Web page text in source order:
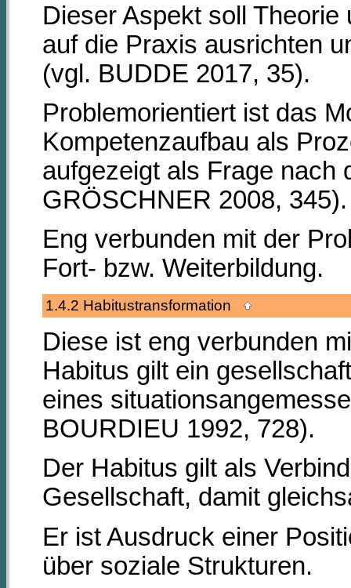
Dieser Aspekt soll
auf die Praxis ausrichten
(vgl. BUDDE 2017, 35).
Problemorientiert ist das
Kompetenzaufbau als
aufgezeigt als Frage nach
GRÖSCHNER 2008, 345).
Eng verbunden mit der
Fort- bzw. Weiterbildung.
1.4.2 Habitustransformation
Diese ist eng verbunden
Habitus gilt ein
eines
BOURDIEU 1992, 728).
Der Habitus gilt als
Gesellschaft, damit
Er ist Ausdruck einer
über soziale Strukturen.